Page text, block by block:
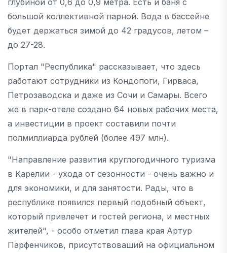
большой коллективной парной. Вода в бассейне
будет держаться зимой до 42 градусов, летом –
до 27-28.
Портал "Республика" рассказывает, что здесь
работают сотрудники из Кондопоги, Гирваса,
Петрозаводска и даже из Сочи и Самары. Всего
же в парк-отеле создано 64 новых рабочих места,
а инвестиции в проект составили почти
полмиллиарда рублей (более 497 млн).
"Направление развития круглогодичного туризма
в Карелии - ухода от сезонности - очень важно и
для экономики, и для занятости. Рады, что в
республике появился первый подобный объект,
который привлечет и гостей региона, и местных
жителей", - особо отметил глава края Артур
Парфенчиков, присутствоваший на официальном